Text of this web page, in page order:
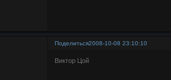
Поделиться2008-10-08 23:10:10
Виктор Цой